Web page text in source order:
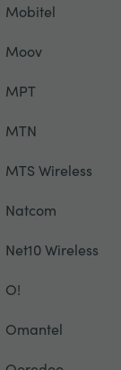
Mobitel
Moov
MPT
MTN
MTS Wireless
Natcom
Net10 Wireless
O!
Omantel